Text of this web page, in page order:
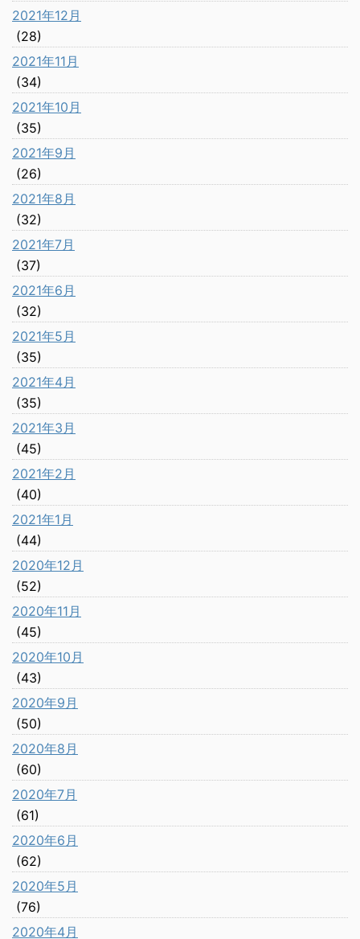
2021年12月
(28)
2021年11月
(34)
2021年10月
(35)
2021年9月
(26)
2021年8月
(32)
2021年7月
(37)
2021年6月
(32)
2021年5月
(35)
2021年4月
(35)
2021年3月
(45)
2021年2月
(40)
2021年1月
(44)
2020年12月
(52)
2020年11月
(45)
2020年10月
(43)
2020年9月
(50)
2020年8月
(60)
2020年7月
(61)
2020年6月
(62)
2020年5月
(76)
2020年4月